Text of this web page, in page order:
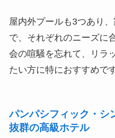
屋内外プールも3つあり
で、それぞれのニーズに
会の喧騒を忘れて、リラ
たい方に特におすすめです
パンパシフィック・シ
抜群の高級ホテル